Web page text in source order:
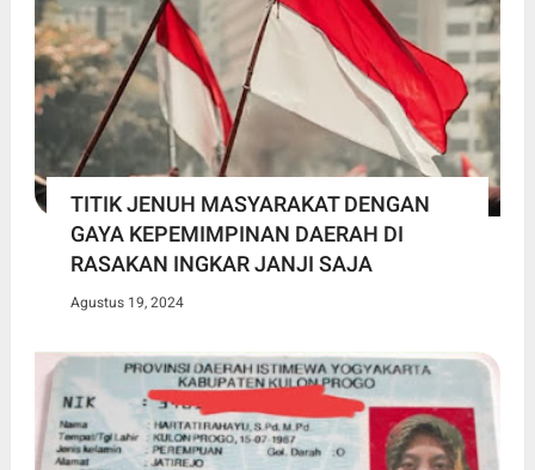
TITIK JENUH MASYARAKAT DENGAN
GAYA KEPEMIMPINAN DAERAH DI
RASAKAN INGKAR JANJI SAJA
Agustus 19, 2024